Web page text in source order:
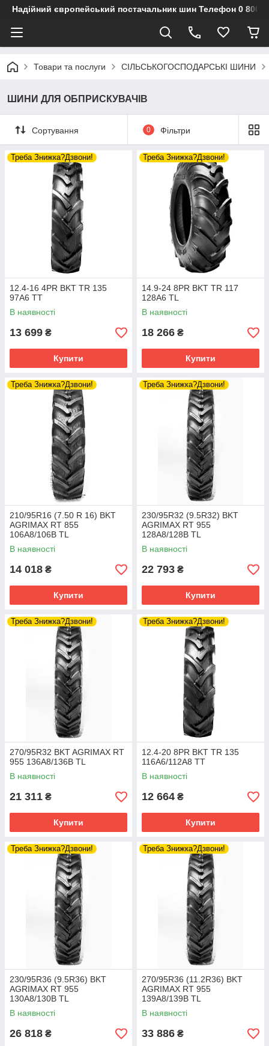
Надійний європейський постачальник шин Телефон 0 800
Товари та послуги СІЛЬСЬКОГОСПОДАРСЬКІ ШИНИ
ШИНИ ДЛЯ ОБПРИСКУВАЧІВ
Сортування 0 Фільтри
Треба Знижка?Дзвони!
12.4-16 4PR BKT TR 135
97A6 TT
В наявності
13 699 ₴
Купити
Треба Знижка?Дзвони!
14.9-24 8PR BKT TR 117
128A6 TL
В наявності
18 266 ₴
Купити
Треба Знижка?Дзвони!
210/95R16 (7.50 R 16) BKT
AGRIMAX RT 855
106A8/106B TL
В наявності
14 018 ₴
Купити
Треба Знижка?Дзвони!
230/95R32 (9.5R32) BKT
AGRIMAX RT 955
128A8/128B TL
В наявності
22 793 ₴
Купити
Треба Знижка?Дзвони!
270/95R32 BKT AGRIMAX RT
955 136A8/136B TL
В наявності
21 311 ₴
Купити
Треба Знижка?Дзвони!
12.4-20 8PR BKT TR 135
116A6/112A8 TT
В наявності
12 664 ₴
Купити
Треба Знижка?Дзвони!
230/95R36 (9.5R36) BKT
AGRIMAX RT 955
130A8/130B TL
В наявності
26 818 ₴
Треба Знижка?Дзвони!
270/95R36 (11.2R36) BKT
AGRIMAX RT 955
139A8/139B TL
В наявності
33 886 ₴